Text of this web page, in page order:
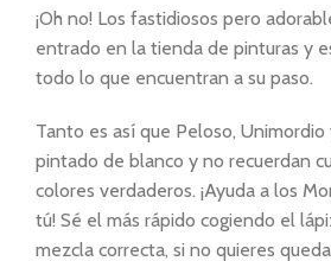
¡Oh no! Los fastidiosos pero
entrado en la tienda de pinturas y
todo lo que encuentran a su paso.
Tanto es así que Peloso,
pintado de blanco y no recuerdan
colores verdaderos. ¡Ayuda a los
tú! Sé el más rápido cogiendo el
mezcla correcta, si no quieres